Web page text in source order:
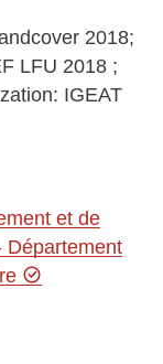
2018;
LFU 2018 ;
IGEAT
et de
Département